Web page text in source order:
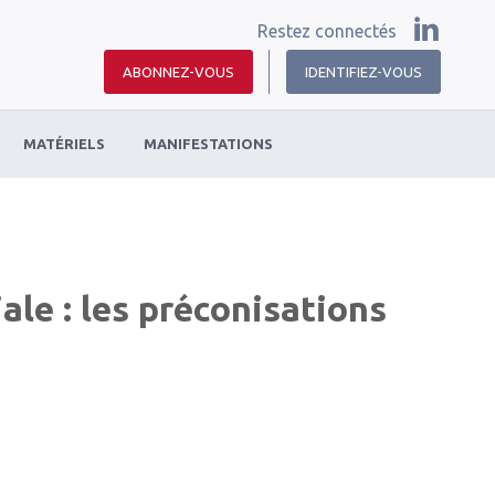
Restez connectés
ABONNEZ-VOUS IDENTIFIEZ-VOUS
MATÉRIELS MANIFESTATIONS
: les préconisations